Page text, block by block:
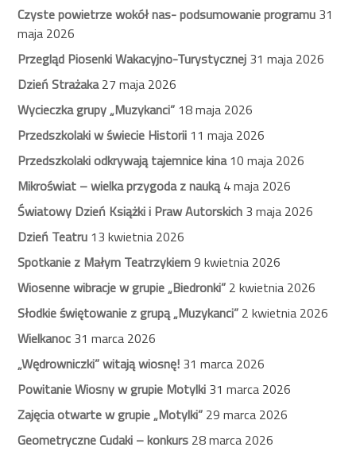
Czyste powietrze wokół nas- podsumowanie programu 31
maja 2026
Przegląd Piosenki Wakacyjno-Turystycznej 31 maja 2026
Dzień Strażaka27 maja 2026
Wycieczka grupy „Muzykanci” 18 maja 2026
Przedszkolaki w świecie Historii 11 maja 2026
Przedszkolaki odkrywają tajemnice kina10 maja 2026
Mikroświat – wielka przygoda z nauką4 maja 2026
Światowy Dzień Książki i Praw Autorskich 3 maja 2026
Dzień Teatru 13 kwietnia 2026
Spotkanie z Małym Teatrzykiem9 kwietnia 2026
Wiosenne wibracje w grupie „Biedronki” 2 kwietnia 2026
Słodkie świętowanie z grupą „Muzykanci” 2 kwietnia 2026
Wielkanoc 31 marca 2026
„Wędrowniczki” witają wiosnę! 31 marca 2026
Powitanie Wiosny w grupie Motylki 31 marca 2026
Zajęcia otwarte w grupie „Motylki” 29 marca 2026
Geometryczne Cudaki – konkurs 28 marca 2026